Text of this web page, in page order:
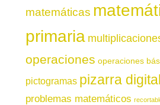
matemáticas
primaria
operaciones operaciones
pictogramas pizarra digital
problemas matemáticos